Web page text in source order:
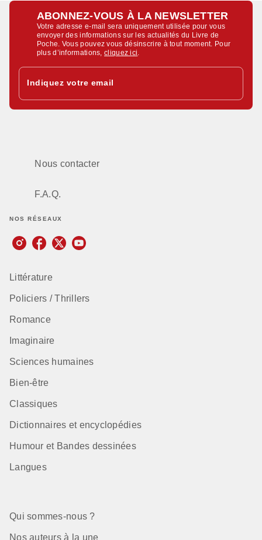
ABONNEZ-VOUS À LA NEWSLETTER
Votre adresse e-mail sera uniquement utilisée pour vous
envoyer des informations sur les actualités du Livre de
Poche. Vous pouvez vous désinscrire à tout moment. Pour
plus d’informations,cliquez ici
Indiquez votre email
Nous contacter
F.A.Q.
NOS RÉSEAUX
Littérature
Policiers / Thrillers
Romance
Imaginaire
Sciences humaines
Bien-être
Classiques
Dictionnaires et encyclopédies
Humour et Bandes dessinées
Langues
Qui sommes-nous ?
Nos auteurs à la une